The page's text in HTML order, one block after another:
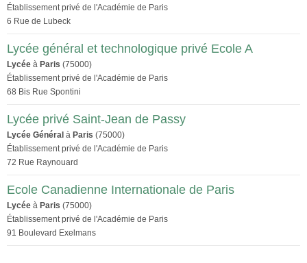
Établissement privé de l'Académie de Paris
6 Rue de Lubeck
Lycée général et technologique privé Ecole A
Lycée à Paris (75000)
Établissement privé de l'Académie de Paris
68 Bis Rue Spontini
Lycée privé Saint-Jean de Passy
Lycée Général à Paris (75000)
Établissement privé de l'Académie de Paris
72 Rue Raynouard
Ecole Canadienne Internationale de Paris
Lycée à Paris (75000)
Établissement privé de l'Académie de Paris
91 Boulevard Exelmans